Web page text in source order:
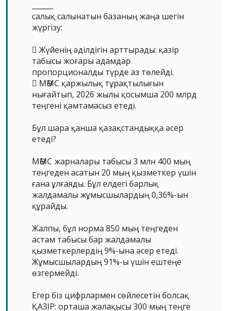
салық салынатын базаның жаңа шегін
жүргізу:
 Жүйенің әділдігін арттырады: қазір
табысы жоғары адамдар
пропорционалды түрде аз төлейді.
 МӘМС қаржылық тұрақтылығын
нығайтып, 2026 жылы қосымша 200 млрд
теңгені қамтамасыз етеді.
Бұл шара қанша қазақстандыққа әсер
етеді?
МӘМС жарналары табысы 3 млн 400 мың
теңгеден асатын 20 мың қызметкер үшін
ғана ұлғаяды. Бұл елдегі барлық
жалдамалы жұмысшылардың 0,36%-ын
құрайды.
Жалпы, бұл норма 850 мың теңгеден
астам табысы бар жалдамалы
қызметкерлердің 9%-ына әсер етеді.
Жұмысшылардың 91%-ы үшін ештеңе
өзгермейді.
Егер біз цифрлармен сөйлесетін болсақ
ҚАЗІР: орташа жалақысы 300 мың теңге